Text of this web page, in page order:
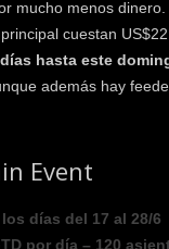
mucho menos dinero.
cuestan
hasta este
además hay
Event
días del 17 al 28/6
por día – 120